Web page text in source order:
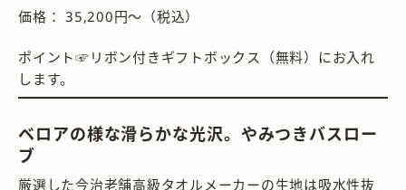
価格： 35,200円〜（税込）
ポイント☞リボン付きギフトボックス（無料）にお入れ
します。
ベロアの様な滑らかな光沢。やみつきバスロー
ブ
厳選した今治老舗高級タオルメーカーの生地は吸水性抜